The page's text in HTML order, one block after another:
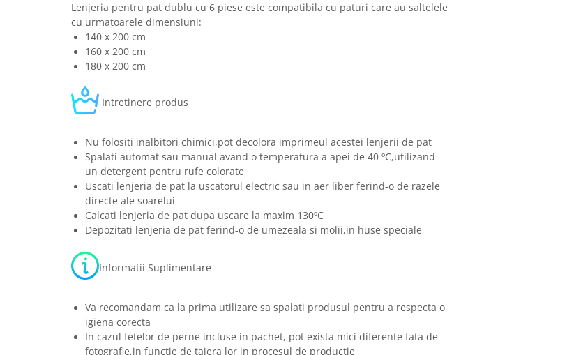
Lenjeria pentru pat dublu cu 6 piese este compatibila cu paturi care au saltelele
cu urmatoarele dimensiuni:
140 x 200 cm
160 x 200 cm
180 x 200 cm
Intretinere produs
Nu folositi inalbitori chimici,pot decolora imprimeul acestei lenjerii de pat
Spalati automat sau manual avand o temperatura a apei de 40 ºC,utilizand
un detergent pentru rufe colorate
Uscati lenjeria de pat la uscatorul electric sau in aer liber ferind-o de razele
directe ale soarelui
Calcati lenjeria de pat dupa uscare la maxim 130ºC
Depozitati lenjeria de pat ferind-o de umezeala si molii,in huse speciale
Informatii Suplimentare
Va recomandam ca la prima utilizare sa spalati produsul pentru a respecta o
igiena corecta
In cazul fetelor de perne incluse in pachet, pot exista mici diferente fata de
fotografie,in functie de taiera lor in procesul de productie